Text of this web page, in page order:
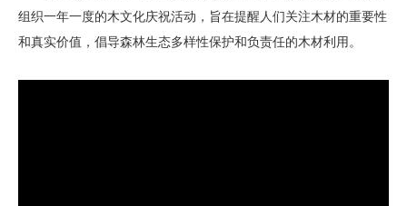
组织一年一度的木文化庆祝活动，旨在提醒人们关注木材的重要性
和真实价值，倡导森林生态多样性保护和负责任的木材利用。